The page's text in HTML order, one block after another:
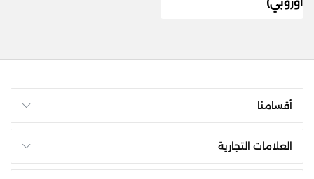
أقسامنا
العلامات التجارية